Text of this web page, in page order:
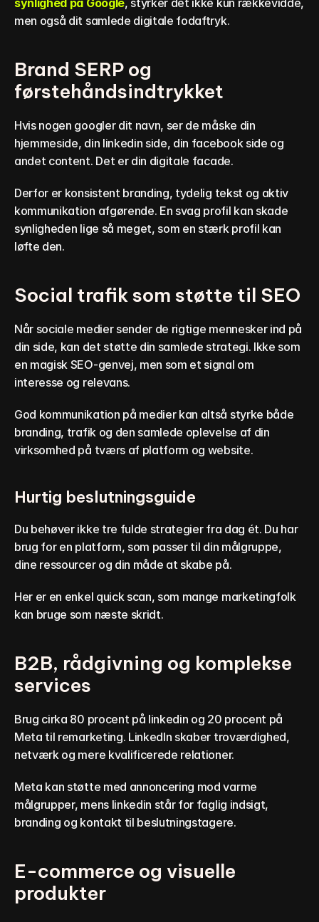
synlighed på Google, styrker det ikke kun rækkevidde,
men også dit samlede digitale fodaftryk.
Brand SERP og
førstehåndsindtrykket
Hvis nogen googler dit navn, ser de måske din
hjemmeside, din linkedin side, din facebook side og
andet content. Det er din digitale facade.
Derfor er konsistent branding, tydelig tekst og aktiv
kommunikation afgørende. En svag profil kan skade
synligheden lige så meget, som en stærk profil kan
løfte den.
Social trafik som støtte til SEO
Når sociale medier sender de rigtige mennesker ind på
din side, kan det støtte din samlede strategi. Ikke som
en magisk SEO-genvej, men som et signal om
interesse og relevans.
God kommunikation på medier kan altså styrke både
branding, trafik og den samlede oplevelse af din
virksomhed på tværs af platform og website.
Hurtig beslutningsguide
Du behøver ikke tre fulde strategier fra dag ét. Du har
brug for en platform, som passer til din målgruppe,
dine ressourcer og din måde at skabe på.
Her er en enkel quick scan, som mange marketingfolk
kan bruge som næste skridt.
B2B, rådgivning og komplekse
services
Brug cirka 80 procent på linkedin og 20 procent på
Meta til remarketing. LinkedIn skaber troværdighed,
netværk og mere kvalificerede relationer.
Meta kan støtte med annoncering mod varme
målgrupper, mens linkedin står for faglig indsigt,
branding og kontakt til beslutningstagere.
E-commerce og visuelle
produkter